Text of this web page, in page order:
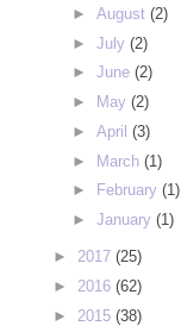
► August (2)
► July (2)
► June (2)
►
May (2)
► April (3)
► March (1)
►
February (1)
► January (1)
► 2017 (25)
► 2016 (62)
► 2015 (38)